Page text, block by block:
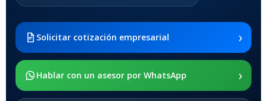
2021 SM-x200 / Samsung
Galaxy Tab A8 10.5 2021 SM-
x205
SOPORTE DE APOYO
Solicitar cotización empresarial ›
Hablar con un asesor por WhatsApp ›